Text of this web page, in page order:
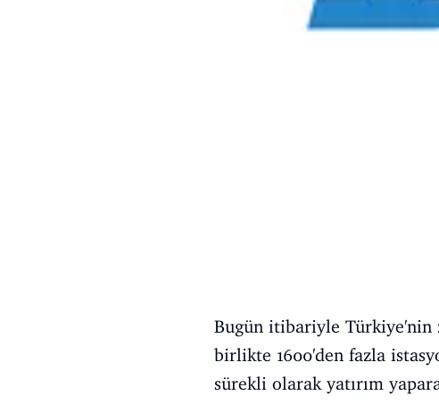
Bugün itibariyle Türkiye'nin
birlikte 1600'den fazla
sürekli olarak yatırım